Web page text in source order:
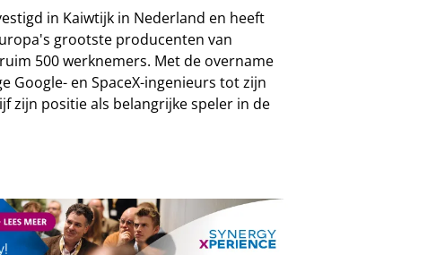
in Kaiwtijk in Nederland en heeft
grootste producenten van
500 werknemers. Met de overname
Google- en SpaceX-ingenieurs tot zijn
zijn positie als belangrijke speler in de